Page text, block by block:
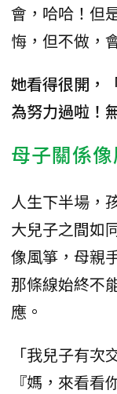
會，哈哈！但
悔，但不做，
她看得很開，
為努力過啦！
母子關係
人生下半場，
大兒子之間如
像風箏，母親
那條線始終不
應。
「我兒子有次
『媽，來看